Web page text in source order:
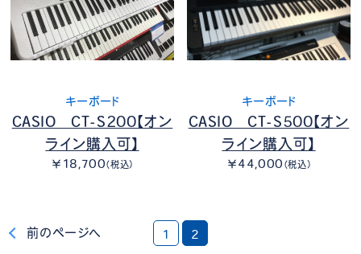
キーボード
CASIO CT-S200【オン
ライン購入可】
￥18,700（税込）
キーボード
CASIO CT-S500【オン
ライン購入可】
￥44,000 （税込）
前のページへ 1 2